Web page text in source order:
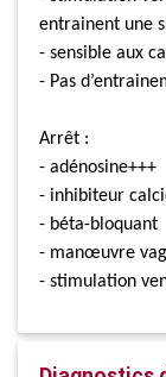
entrainent une
- sensible aux
- Pas
Arrêt :
- adénosine+++
- inhibiteur
- béta-bloquant
- manœuvre
- stimulation